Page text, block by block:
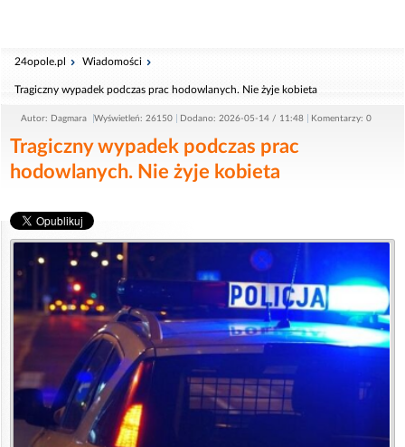
24opole.pl Wiadomości
Tragiczny wypadek podczas prac hodowlanych. Nie żyje kobieta
Autor: Dagmara Wyświetleń: 26150 Dodano: 2026-05-14 / 11:48 Komentarzy: 0
Tragiczny wypadek podczas prac
hodowlanych. Nie żyje kobieta